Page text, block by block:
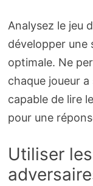
Analysez le jeu
développer une
optimale. Ne
chaque joueur
capable de lire
pour une
Utiliser